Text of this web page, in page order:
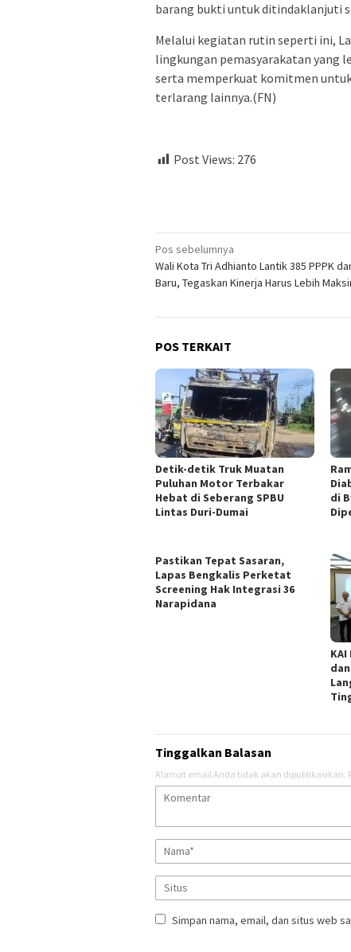
barang bukti untuk ditindaklanjuti
Melalui kegiatan rutin seperti ini,
lingkungan pemasyarakatan yang
serta memperkuat komitmen
terlarang lainnya.(FN)
Post Views: 276
Navigasi
pos
Pos sebelumnya
Wali Kota Tri Adhianto Lantik 385 PPPK
Baru, Tegaskan Kinerja Harus Lebih
POS TERKAIT
Detik-detik Truk Muatan
Puluhan Motor Terbakar
Hebat di Seberang SPBU
Lintas Duri-Dumai
di
Pastikan Tepat Sasaran,
Lapas Bengkalis Perketat
Screening Hak Integrasi 36
Narapidana
Tinggalkan Balasan
Alamat email Anda tidak akan dipublikasikan.
Simpan nama, email, dan situs web